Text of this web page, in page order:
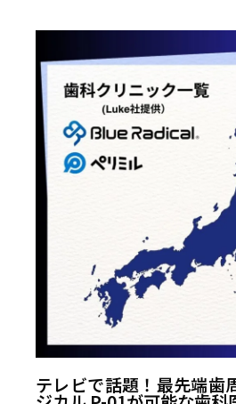
テレビで話題！最先端歯